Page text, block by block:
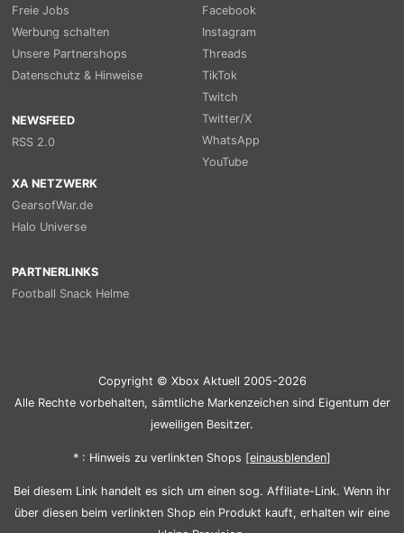
Freie Jobs
Werbung schalten
Unsere Partnershops
Datenschutz & Hinweise
NEWSFEED
RSS 2.0
Facebook
Instagram
Threads
TikTok
Twitch
Twitter/X
WhatsApp
YouTube
XA NETZWERK
GearsofWar.de
Halo Universe
PARTNERLINKS
Football Snack Helme
Copyright © Xbox Aktuell 2005-2026
Alle Rechte vorbehalten, sämtliche Markenzeichen sind Eigentum der
jeweiligen Besitzer.
* : Hinweis zu verlinkten Shops [einausblenden]
Bei diesem Link handelt es sich um einen sog. Affiliate-Link. Wenn ihr
über diesen beim verlinkten Shop ein Produkt kauft, erhalten wir eine